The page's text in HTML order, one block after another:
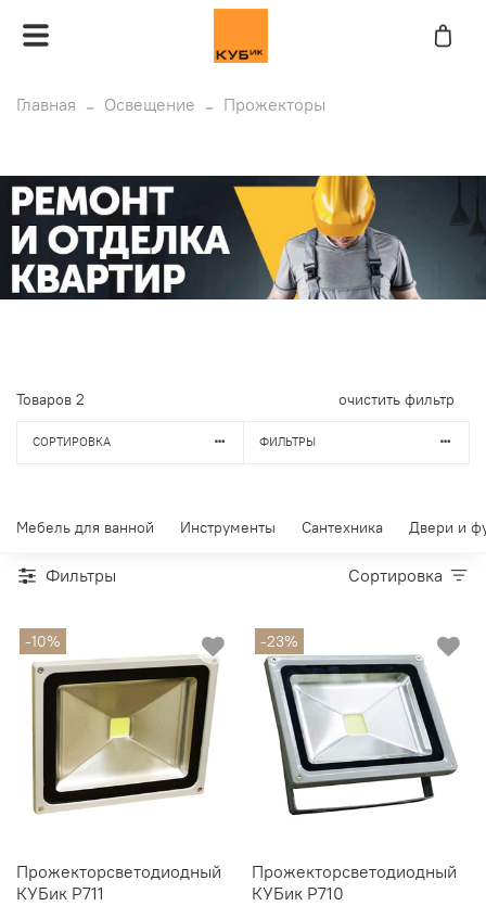
Главная Освещение Прожекторы
Товаров 2 очистить фильтр
СОРТИРОВКА ФИЛЬТРЫ
Мебель для ванной Инструменты Сантехника Двери и
Фильтры Сортировка
-10%
Прожекторсветодиодный
КУБик P711
-23%
Прожекторсветодиодный
КУБик P710